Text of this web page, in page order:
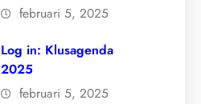
februari 5, 2025
Log in: Klusagenda
2025
februari 5, 2025